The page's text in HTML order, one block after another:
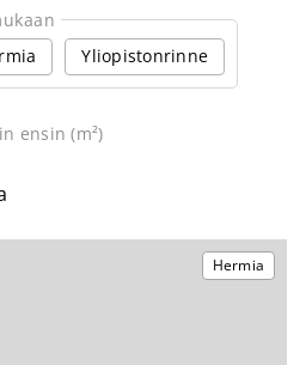
Yliopistonrinne
ensin (m²)
Hermia